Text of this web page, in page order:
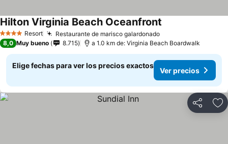
4 EstrellasResort Restaurante de marisco galardonado
Hilton Virginia Beach Oceanfront
8,0 Muy bueno 8.715 a 1.0 km de: Virginia Beach Boardwalk
Elige fechas para ver los precios exactos
Ver precios
Compartir